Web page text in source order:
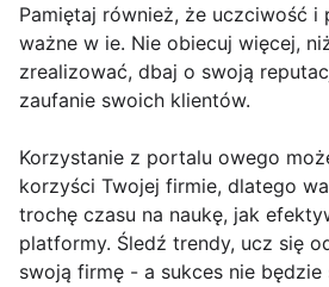
Pamiętaj również, że uczciwość i
ważne w ie. Nie obiecuj więcej,
zrealizować, dbaj o swoją
zaufanie swoich klientów.
Korzystanie z portalu owego
korzyści Twojej firmie, dlatego
trochę czasu na naukę, jak
platformy. Śledź trendy, ucz się
swoją firmę - a sukces nie będzie